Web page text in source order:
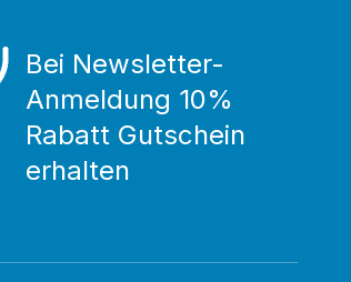
Bei Newsletter-
Anmeldung 10%
Rabatt Gutschein
erhalten